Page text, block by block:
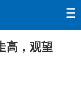
高，观望